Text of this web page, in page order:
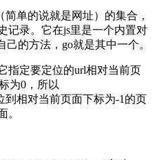
单的说就是网址）的集合，
记录。它在js里是一个内置对
己的方法，go就是其中一个。
指定要定位的url相对当前页
为0，所以
到相对当前页面下标为-1的页
。